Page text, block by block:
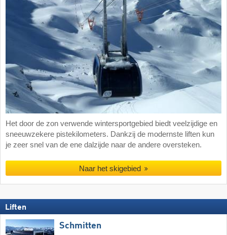
Het door de zon verwende wintersportgebied biedt veelzijdige en
sneeuwzekere pistekilometers. Dankzij de modernste liften kun
je zeer snel van de ene dalzijde naar de andere oversteken.
Naar het skigebied
Liften
Schmitten